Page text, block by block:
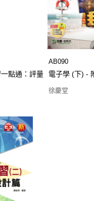
點通：評量
AB090
電子學 (下) -
徐慶堂